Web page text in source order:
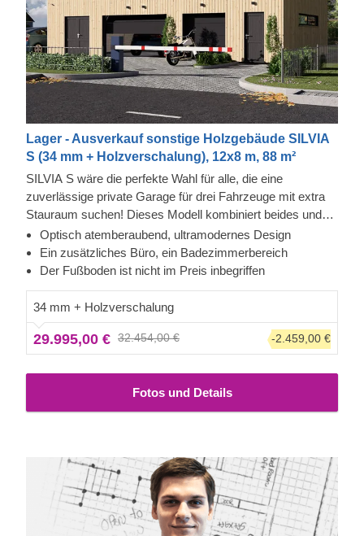
Lager - Ausverkauf sonstige Holzgebäude SILVIA
S (34 mm + Holzverschalung), 12x8 m, 88 m²
SILVIA S wäre die perfekte Wahl für alle, die eine
zuverlässige private Garage für drei Fahrzeuge mit extra
Stauraum suchen! Dieses Modell kombiniert beides und
bietet zwei Räume mit separaten Eingängen: Ein 55 m²
großer Parkplatz und ein 26 m² großes Studio direkt
daneben. Darüber hinaus gibt es zwei weitere Räume für
und bringt Ihren Garten zur Geltung. Machen Sie Ihren
Alltag mit SILVIA S ein bisschen angenehmer!Bitte
beachten Sie, dass bei diesem Modell der Fußboden
nicht im Preis inbegriffen ist.
Optisch atemberaubend, ultramodernes Design
Ein zusätzliches Büro, ein Badezimmerbereich
Der Fußboden ist nicht im Preis inbegriffen
34 mm + Holzverschalung
29.995,00 € 32.454,00 € -2.459,00 €
Fotos und Details